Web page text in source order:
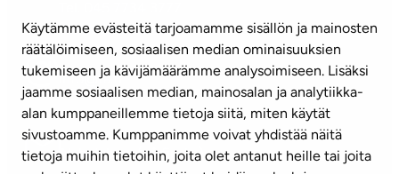
Käytämme evästeitä tarjoamamme sisällön ja mainosten
räätälöimiseen, sosiaalisen median ominaisuuksien
tukemiseen ja kävijämäärämme analysoimiseen. Lisäksi
jaamme sosiaalisen median, mainosalan ja analytiikka-
alan kumppaneillemme tietoja siitä, miten käytät
sivustoamme. Kumppanimme voivat yhdistää näitä
tietoja muihin tietoihin, joita olet antanut heille tai joita
(vardagar kl. 8–16)
info@ta.fi
Nyhetsbrev (på finska)